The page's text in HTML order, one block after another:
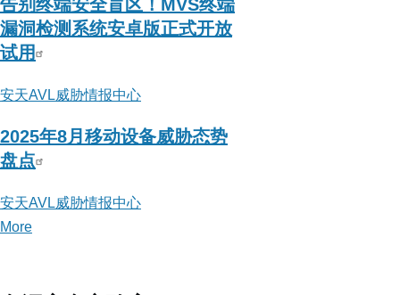
告别终端安全盲区！MVS终端
漏洞检测系统安卓版正式开放
试用
安天AVL威胁情报中心
2025年8月移动设备威胁态势
盘点
安天AVL威胁情报中心
More